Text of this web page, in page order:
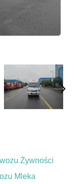
Żywności
Mleka